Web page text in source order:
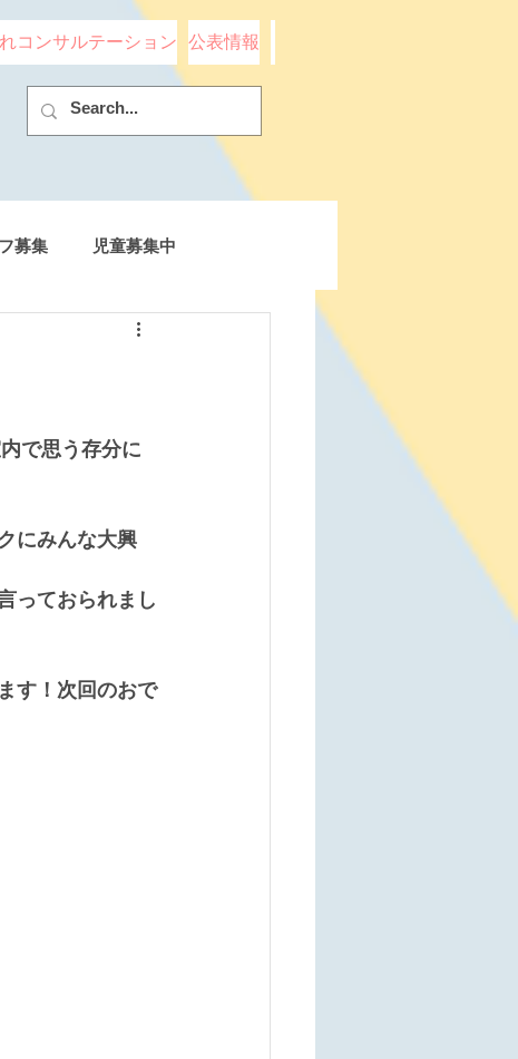
コンサルテーション 公表情報
募集 児童募集中
で思う存分に
にみんな大興
っておられまし
す！次回のおで